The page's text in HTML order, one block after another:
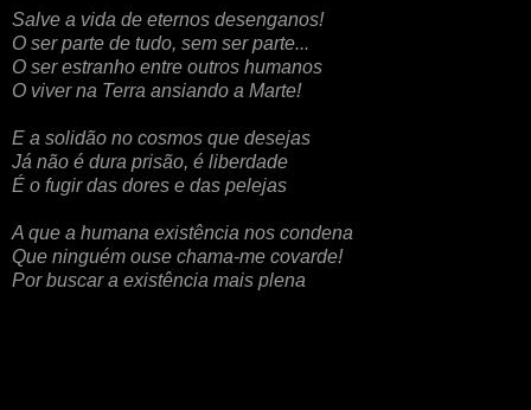
Salve a vida de eternos desenganos!
O ser parte de tudo, sem ser parte...
O ser estranho entre outros humanos
O viver na Terra ansiando a Marte!
E a solidão no cosmos que desejas
Já não é dura prisão, é liberdade
É o fugir das dores e das pelejas
A que a humana existência nos condena
Que ninguém ouse chama-me covarde!
Por buscar a existência mais plena